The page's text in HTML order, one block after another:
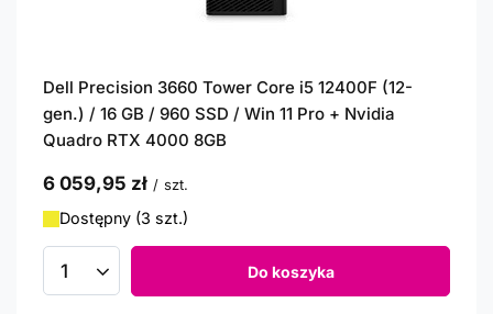
Dell Precision 3660 Tower Core i5 12400F (12-
gen.) / 16 GB / 960 SSD / Win 11 Pro + Nvidia
Quadro RTX 4000 8GB
6 059,95 zł / szt.
Dostępny (3 szt.)
Ilość produktów Do koszyka